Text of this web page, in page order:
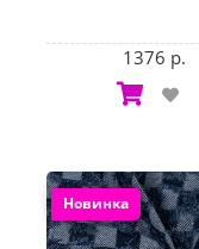
1376 р.
Новинка